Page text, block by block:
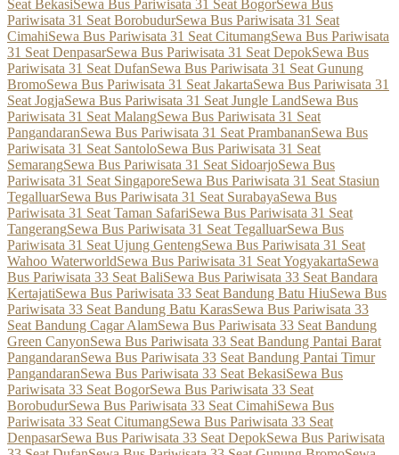
Seat BekasiSewa Bus Pariwisata 31 Seat BogorSewa Bus
Pariwisata 31 Seat BorobudurSewa Bus Pariwisata 31 Seat
CimahiSewa Bus Pariwisata 31 Seat CitumangSewa Bus Pariwisata
31 Seat DenpasarSewa Bus Pariwisata 31 Seat DepokSewa Bus
Pariwisata 31 Seat DufanSewa Bus Pariwisata 31 Seat Gunung
BromoSewa Bus Pariwisata 31 Seat JakartaSewa Bus Pariwisata 31
Seat JogjaSewa Bus Pariwisata 31 Seat Jungle LandSewa Bus
Pariwisata 31 Seat MalangSewa Bus Pariwisata 31 Seat
PangandaranSewa Bus Pariwisata 31 Seat PrambananSewa Bus
Pariwisata 31 Seat SantoloSewa Bus Pariwisata 31 Seat
SemarangSewa Bus Pariwisata 31 Seat SidoarjoSewa Bus
Pariwisata 31 Seat SingaporeSewa Bus Pariwisata 31 Seat Stasiun
TegalluarSewa Bus Pariwisata 31 Seat SurabayaSewa Bus
Pariwisata 31 Seat Taman SafariSewa Bus Pariwisata 31 Seat
TangerangSewa Bus Pariwisata 31 Seat TegalluarSewa Bus
Pariwisata 31 Seat Ujung GentengSewa Bus Pariwisata 31 Seat
Wahoo WaterworldSewa Bus Pariwisata 31 Seat YogyakartaSewa
Bus Pariwisata 33 Seat BaliSewa Bus Pariwisata 33 Seat Bandara
KertajatiSewa Bus Pariwisata 33 Seat Bandung Batu HiuSewa Bus
Pariwisata 33 Seat Bandung Batu KarasSewa Bus Pariwisata 33
Seat Bandung Cagar AlamSewa Bus Pariwisata 33 Seat Bandung
Green CanyonSewa Bus Pariwisata 33 Seat Bandung Pantai Barat
PangandaranSewa Bus Pariwisata 33 Seat Bandung Pantai Timur
PangandaranSewa Bus Pariwisata 33 Seat BekasiSewa Bus
Pariwisata 33 Seat BogorSewa Bus Pariwisata 33 Seat
BorobudurSewa Bus Pariwisata 33 Seat CimahiSewa Bus
Pariwisata 33 Seat CitumangSewa Bus Pariwisata 33 Seat
DenpasarSewa Bus Pariwisata 33 Seat DepokSewa Bus Pariwisata